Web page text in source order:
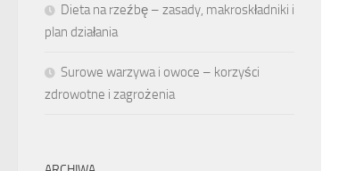
Dieta na rzeźbę – zasady, makroskładniki i
plan działania
Surowe warzywa i owoce – korzyści
zdrowotne i zagrożenia